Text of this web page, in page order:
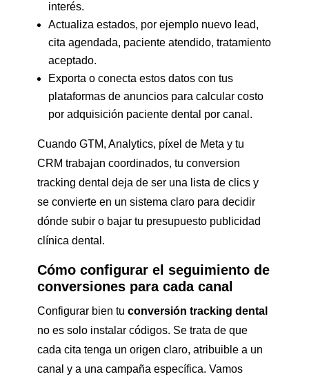
interés.
Actualiza estados, por ejemplo nuevo lead,
cita agendada, paciente atendido, tratamiento
aceptado.
Exporta o conecta estos datos con tus
plataformas de anuncios para calcular costo
por adquisición paciente dental por canal.
Cuando GTM, Analytics, píxel de Meta y tu
CRM trabajan coordinados, tu conversion
tracking dental deja de ser una lista de clics y
se convierte en un sistema claro para decidir
dónde subir o bajar tu presupuesto publicidad
clínica dental.
Cómo configurar el seguimiento de
conversiones para cada canal
Configurar bien tu conversión tracking dental
no es solo instalar códigos. Se trata de que
cada cita tenga un origen claro, atribuible a un
canal y a una campaña específica. Vamos